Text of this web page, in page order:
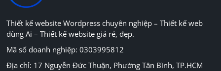
Thiết kế website Wordpress chuyên nghiệp – Thiết kế web
dùng Ai – Thiết kế website giá rẻ, đẹp.
Mã số doanh nghiệp: 0303995812
Địa chỉ: 17 Nguyễn Đức Thuận, Phường Tân Bình, TP.HCM